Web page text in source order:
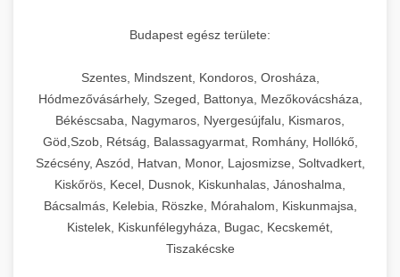
Hatékony lezárási és tartósítási megoldások.
chef-iparikonyhagepek.hu
kereskedelmi csomagoló gép
professzionális konyhák számára. Nagy
kapacitású sütő- és főzőberendezés precíz
hőmérséklet-szabályozással.
chef-iparikonyhagepek.hu
kereskedelmi sütősütő
❄️ 25. Ipari Hűtőszekrény +
Professzionális hűtőegységek és hűtőkamrák
kereskedelmi konyhák számára.
Energiahatékony hűtési megoldások nagy
kapacitással.
chef-iparikonyhagepek.hu
💧 26. Ipari Mosogatógép +
Kereskedelmi mosogatóberendezések nagy
forgalmú éttermi műveletekhez. Gyors tisztítási
ciklusok fertőtlenítési képességekkel.
🧀 27. Ipari Sajtreszelő Gép +
Budapest egész területe:
Szentes, Mindszent, Kondoros, Orosháza,
Hódmezővásárhely, Szeged, Battonya, Mezőkovácsháza,
Békéscsaba, Nagymaros, Nyergesújfalu, Kismaros,
Göd,Szob, Rétság, Balassagyarmat, Romhány, Hollókő,
Szécsény, Aszód, Hatvan, Monor, Lajosmizse, Soltvadkert,
Kiskőrös, Kecel, Dusnok, Kiskunhalas, Jánoshalma,
Bácsalmás, Kelebia, Röszke, Mórahalom, Kiskunmajsa,
Kistelek, Kiskunfélegyháza, Bugac, Kecskemét,
Tiszakécske